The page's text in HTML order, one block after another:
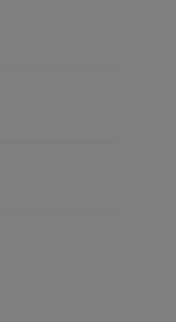
voor
via app